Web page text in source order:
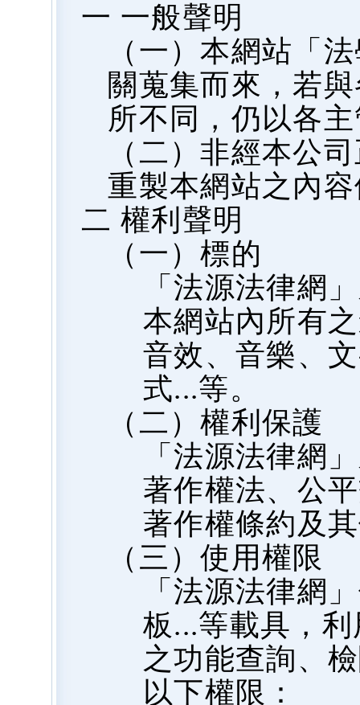
一 一般聲明
（一）本網站「
關蒐集而來，若
所不同，仍以各
（二）非經本公
重製本網站之內
二 權利聲明
（一）標的
「法源法律網
本網站內所有
音效、音樂、
式...等。
（二）權利保護
「法源法律網
著作權法、公
著作權條約及
（三）使用權限
「法源法律網
板...等載具，
之功能查詢、
以下權限：